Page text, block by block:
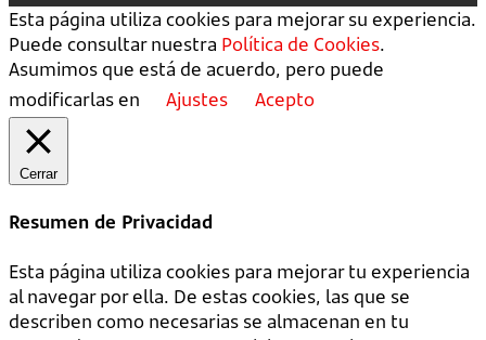
Esta página utiliza cookies para mejorar su experiencia.
Puede consultar nuestra Política de Cookies.
Asumimos que está de acuerdo, pero puede
modificarlas en
Ajustes Acepto
Cerrar
Resumen de Privacidad
Esta página utiliza cookies para mejorar tu experiencia
al navegar por ella. De estas cookies, las que se
describen como necesarias se almacenan en tu